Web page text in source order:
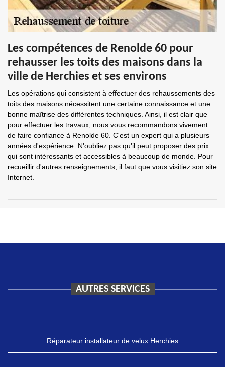
Les compétences de Renolde 60 pour
rehausser les toits des maisons dans la
ville de Herchies et ses environs
Les opérations qui consistent à effectuer des rehaussements des
toits des maisons nécessitent une certaine connaissance et une
bonne maîtrise des différentes techniques. Ainsi, il est clair que
pour effectuer les travaux, nous vous recommandons vivement
de faire confiance à Renolde 60. C'est un expert qui a plusieurs
années d'expérience. N'oubliez pas qu'il peut proposer des prix
qui sont intéressants et accessibles à beaucoup de monde. Pour
recueillir d'autres renseignements, il faut que vous visitiez son site
Internet.
AUTRES SERVICES
Réparateur installateur de velux Herchies